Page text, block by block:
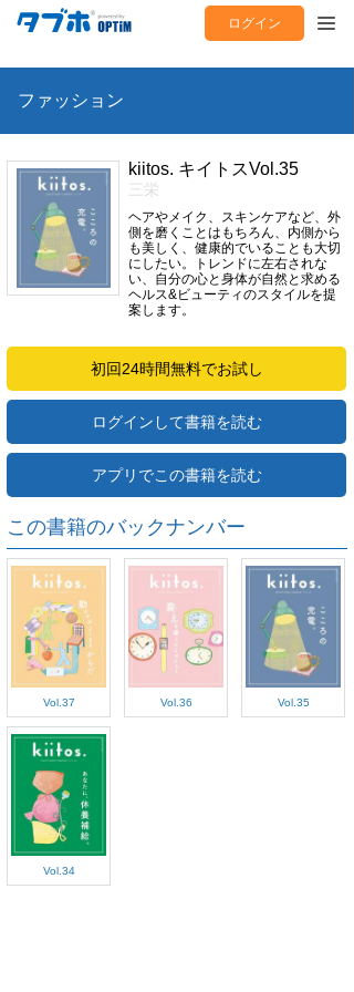
ログイン
ファッション
kiitos. キイトスVol.35
三栄
ヘアやメイク、スキンケアなど、外
側を磨くことはもちろん、内側から
も美しく、健康的でいることも大切
にしたい。トレンドに左右されな
い、自分の心と身体が自然と求める
ヘルス&ビューティのスタイルを提
案します。
初回24時間無料でお試し
ログインして書籍を読む
アプリでこの書籍を読む
この書籍のバックナンバー
Vol.37 Vol.36 Vol.35
Vol.34